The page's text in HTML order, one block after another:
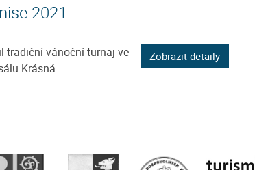
2021
tradiční vánoční turnaj ve
Krásná...
Zobrazit detaily